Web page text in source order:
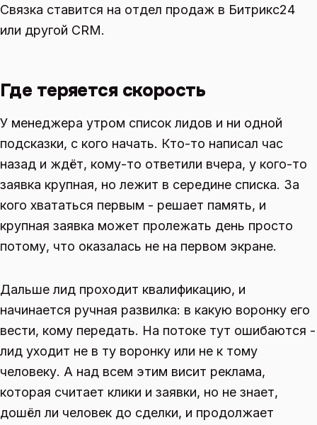
Связка ставится на отдел продаж в Битрикс24
или другой CRM.
Где теряется скорость
У менеджера утром список лидов и ни одной
подсказки, с кого начать. Кто-то написал час
назад и ждёт, кому-то ответили вчера, у кого-то
заявка крупная, но лежит в середине списка. За
кого хвататься первым - решает память, и
крупная заявка может пролежать день просто
потому, что оказалась не на первом экране.
Дальше лид проходит квалификацию, и
начинается ручная развилка: в какую воронку его
вести, кому передать. На потоке тут ошибаются -
лид уходит не в ту воронку или не к тому
человеку. А над всем этим висит реклама,
которая считает клики и заявки, но не знает,
дошёл ли человек до сделки, и продолжает